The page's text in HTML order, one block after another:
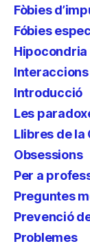
Fòbies
Fóbies
Hipocondria
Introducció
Les
Llibres de la
Obsessions
Per a
Preguntes
Prevenció
Problemes